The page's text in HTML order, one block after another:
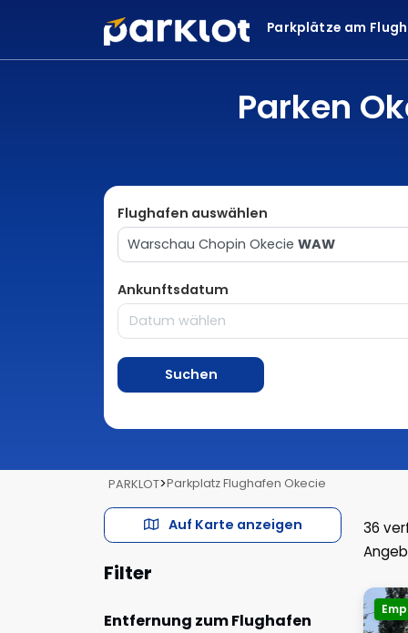
Parkplätze am
Parken
Flughafen auswählen
Warschau Chopin Okecie WAW
Ankunftsdatum
Suchen
PARKLOT>Parkplatz Flughafen Okecie
Auf Karte anzeigen
Filter
Entfernung zum Flughafen
36